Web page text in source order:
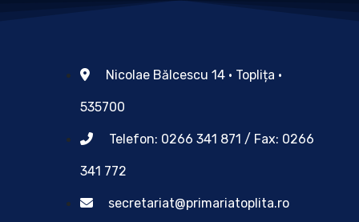
Nicolae Bălcescu 14 • Toplița •
535700
Telefon: 0266 341 871 / Fax: 0266
341 772
secretariat@primariatoplita.ro